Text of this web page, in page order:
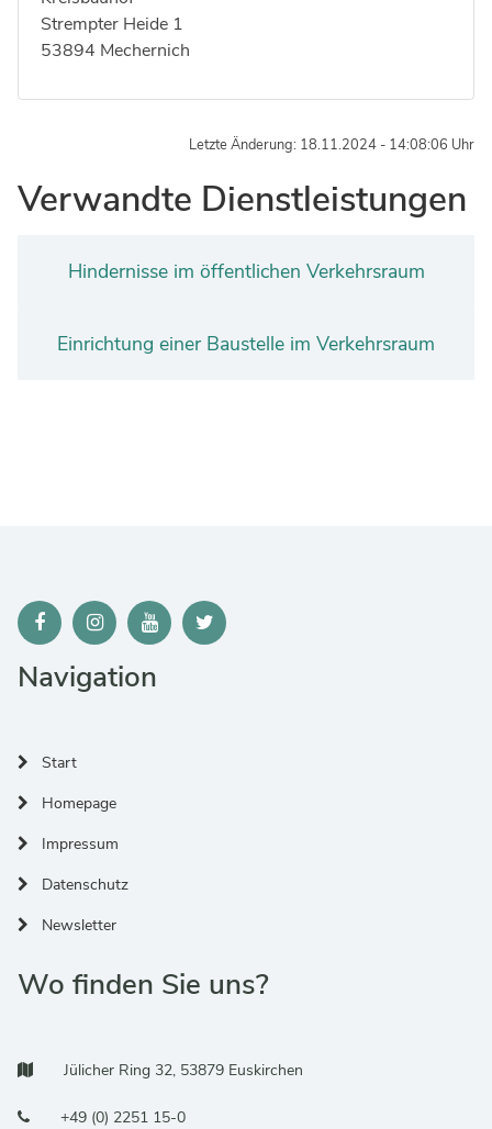
Strasse:
Strempter Heide Hausnummer:
1
Postleitzahl:
53894 Ort:
Mechernich
Letzte Änderung: 18.11.2024 - 14:08:06 Uhr
Verwandte Dienstleistungen
Hindernisse im öffentlichen Verkehrsraum
Einrichtung einer Baustelle im Verkehrsraum
Navigation
Start
Homepage
Impressum
Datenschutz
Newsletter
Wo finden Sie uns?
Adresse:
Jülicher Ring 32, 53879 Euskirchen
Telefonnummer:
+49 (0) 2251 15-0